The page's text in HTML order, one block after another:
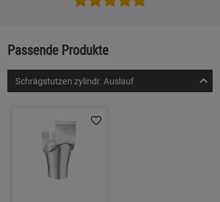
Passende Produkte
Schrägstutzen zylindr. Auslauf